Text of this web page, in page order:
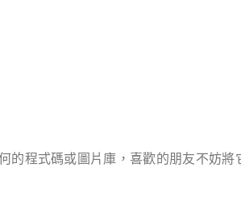
的程式碼或圖片庫，喜歡的朋友不妨將